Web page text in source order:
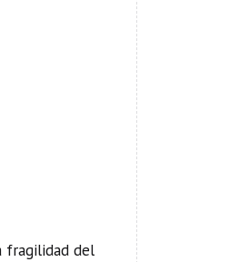
fragilidad del